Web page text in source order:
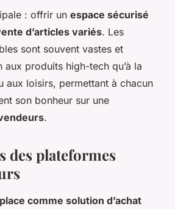
: offrir un espace sécurisé
d’articles variés. Les
sont souvent vastes et
aux produits high-tech qu’à la
aux loisirs, permettant à chacun
son bonheur sur une
.
des plateformes
comme solution d’achat